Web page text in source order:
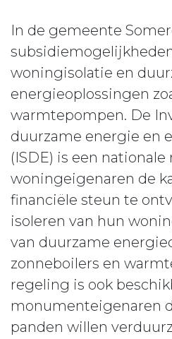
In de gemeente
woningisolatie en
energieoplossingen
warmtepompen. De
duurzame energie en
(ISDE) is een
woningeigenaren de
financiële steun te
isoleren van hun
van duurzame
zonneboilers en
regeling is ook
monumenteigenaren
panden willen